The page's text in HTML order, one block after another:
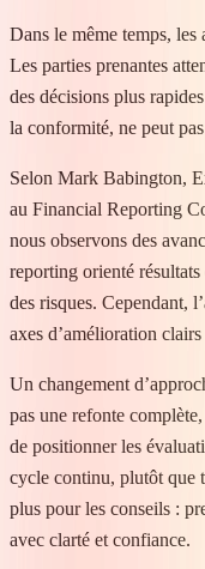
Dans le même temps, les
Les parties prenantes
des décisions plus
la conformité, ne peut
Selon Mark Babington,
au Financial Reporting
nous observons des
reporting orienté résultats
des risques. Cependant,
axes d’amélioration clairs
Un changement
pas une refonte
de positionner les
cycle continu, plutôt que
plus pour les conseils :
avec clarté et confiance.